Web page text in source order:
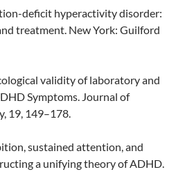
deficit hyperactivity disorder:
treatment. New York: Guilford
validity of laboratory and
Symptoms. Journal of
19, 149–178.
sustained attention, and
a unifying theory of ADHD.